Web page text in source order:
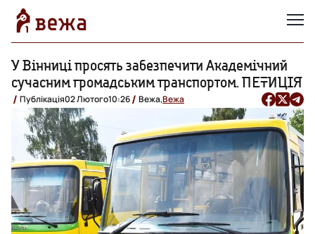
У Вінниці просять забезпечити Академічний
сучасним громадським транспортом. ПЕТИЦІЯ
Публікація02 Лютого10:26 Вежа,Вежа